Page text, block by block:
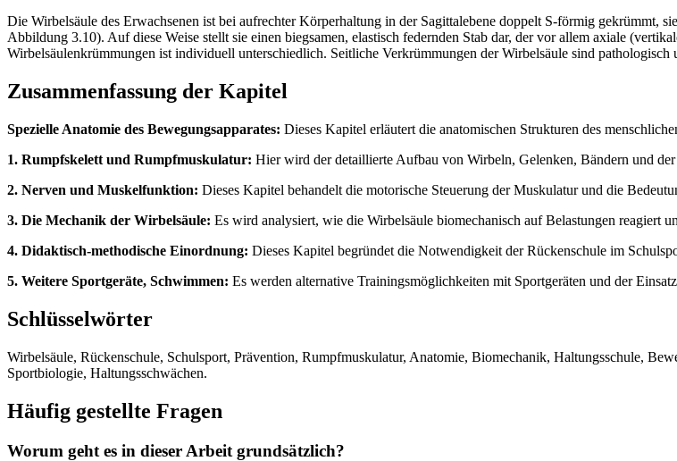
Die Wirbelsäule des Erwachsenen ist bei aufrechter Körperhaltung in der Sagittalebene doppelt S-förmig gekrümmt,
Abbildung 3.10). Auf diese Weise stellt sie einen biegsamen, elastisch federnden Stab dar, der vor allem axiale
Wirbelsäulenkrümmungen ist individuell unterschiedlich. Seitliche Verkrümmungen der Wirbelsäule sind pathologisch
Zusammenfassung der Kapitel
Spezielle Anatomie des Bewegungsapparates: Dieses Kapitel erläutert die anatomischen Strukturen des
1. Rumpfskelett und Rumpfmuskulatur: Hier wird der detaillierte Aufbau von Wirbeln, Gelenken, Bändern und
2. Nerven und Muskelfunktion: Dieses Kapitel behandelt die motorische Steuerung der Muskulatur und die
3. Die Mechanik der Wirbelsäule: Es wird analysiert, wie die Wirbelsäule biomechanisch auf Belastungen reagiert
4. Didaktisch-methodische Einordnung: Dieses Kapitel begründet die Notwendigkeit der Rückenschule im
5. Weitere Sportgeräte, Schwimmen: Es werden alternative Trainingsmöglichkeiten mit Sportgeräten und der
Schlüsselwörter
Wirbelsäule, Rückenschule, Schulsport, Prävention, Rumpfmuskulatur, Anatomie, Biomechanik, Haltungsschule,
Sportbiologie, Haltungsschwächen.
Häufig gestellte Fragen
Worum geht es in dieser Arbeit grundsätzlich?